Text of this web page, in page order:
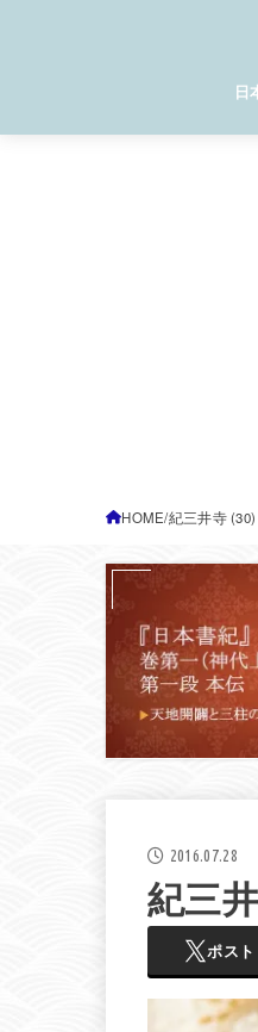
日
HOME 紀三井寺 (30)
2016.07.28
紀三
ポスト